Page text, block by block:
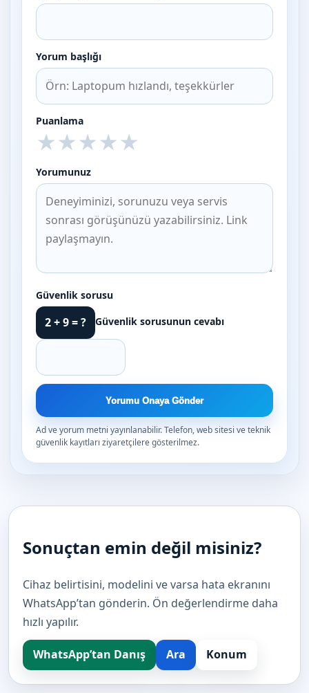
Yorum başlığı
Puanlama
★
★
★
★
★
Yorumunuz
Güvenlik sorusu
2 + 9 = ? Güvenlik sorusunun cevabı
Yorumu Onaya Gönder
Ad ve yorum metni yayınlanabilir. Telefon, web sitesi ve teknik
güvenlik kayıtları ziyaretçilere gösterilmez.
Sonuçtan emin değil misiniz?
Cihaz belirtisini, modelini ve varsa hata ekranını
WhatsApp’tan gönderin. Ön değerlendirme daha
hızlı yapılır.
WhatsApp’tan Danış Ara Konum